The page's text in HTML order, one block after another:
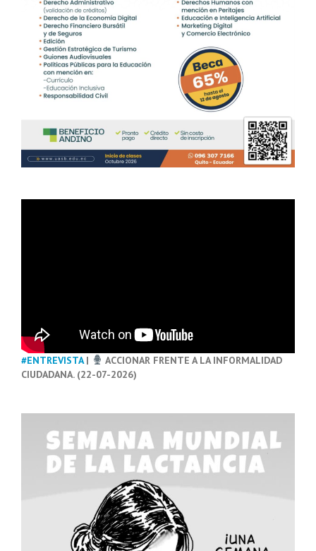
#ENTREVISTA|
ACCIONAR FRENTE A LA INFORMALIDAD
CIUDADANA. (22-07-2026)